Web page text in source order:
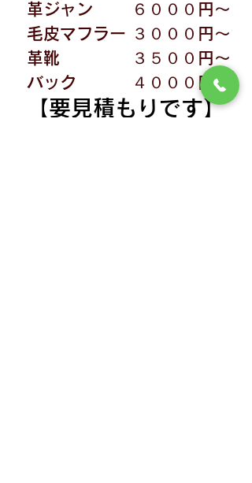
革ジャン
毛皮マフラー
革靴
バック
６０００円〜
３０００円〜
３５００円〜
４０００円〜
【要見積もりです】